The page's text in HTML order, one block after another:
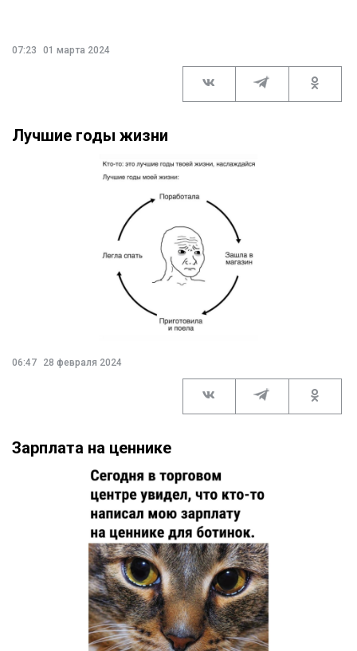
07:23 01 марта 2024
Лучшие годы жизни
06:47 28 февраля 2024
Зарплата на ценнике